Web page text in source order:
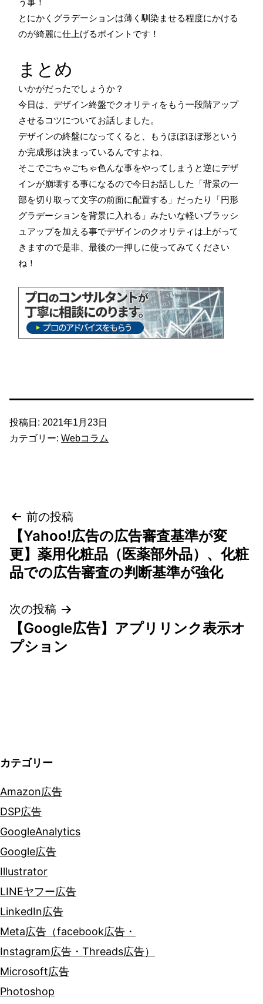
う事！
とにかくグラデーションは薄く馴染ませる程度にかける
のが綺麗に仕上げるポイントです！
まとめ
いかがだったでしょうか？
今日は、デザイン終盤でクオリティをもう一段階アップ
させるコツについてお話しました。
デザインの終盤になってくると、もうほぼほぼ形という
か完成形は決まっているんですよね、
そこでごちゃごちゃ色んな事をやってしまうと逆にデザ
インが崩壊する事になるので今日お話しした「背景の一
部を切り取って文字の前面に配置する」だったり「円形
グラデーションを背景に入れる」みたいな軽いブラッシ
ュアップを加える事でデザインのクオリティは上がって
きますので是非、最後の一押しに使ってみてください
ね！
投稿日: 2021年1月23日
カテゴリー: Webコラム
投
稿
ナ
ビ
ゲ
ー
前の投稿
【Yahoo!広告の広告審査基準が変
更】薬用化粧品（医薬部外品）、化粧
品での広告審査の判断基準が強化
次の投稿
【Google広告】アプリリンク表示オ
プション
カテゴリー
Amazon広告
DSP広告
GoogleAnalytics
Google広告
Illustrator
LINEヤフー広告
LinkedIn広告
Meta広告（facebook広告・
Instagram広告・Threads広告）
Microsoft広告
Photoshop